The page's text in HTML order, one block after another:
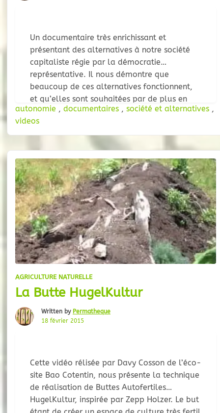
Un documentaire très enrichissant et
présentant des alternatives à notre société
capitaliste régie par la démocratie
représentative. Il nous démontre que
beaucoup de ces alternatives fonctionnent,
et qu’elles sont souhaitées par de plus en
plus de monde. Le film, réalisé sur un
parcours de 7 mois, nous emmène découvrir
ces endroits où l’on essaye de
autonomie , documentaires , société et alternatives ,
videos
AGRICULTURE NATURELLE
La Butte HugelKultur
Written by Permatheque
18 février 2015
Cette vidéo rélisée par Davy Cosson de l’éco-
site Bao Cotentin, nous présente la technique
de réalisation de Buttes Autofertiles
HugelKultur, inspirée par Zepp Holzer. Le but